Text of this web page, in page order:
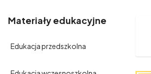
Współpraca na Twoich warunkach Realizuję
Jeśli marzysz o materiale szytym na
Materiały edukacyjne
Edukacja przedszkolna